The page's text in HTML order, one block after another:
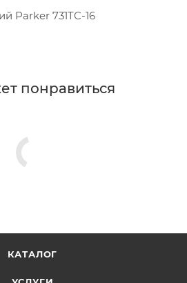
Parker 731TC-16
понравиться
КАТАЛОГ